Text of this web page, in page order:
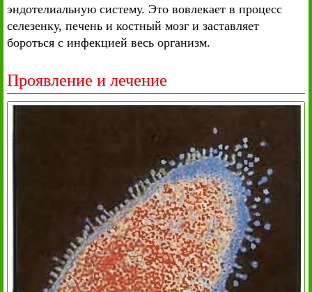
эндотелиальную систему. Это вовлекает в процесс
селезенку, печень и костный мозг и заставляет
бороться с инфекцией весь организм.
Проявление и лечение